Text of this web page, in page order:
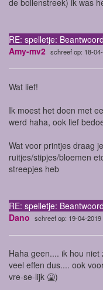
RE: spelletje:
Amy-mv2 schreef op: 18-
Wat lief!
Ik moest het doen met
werd haha, ook lief
Wat voor printjes draag
ruitjes/stipjes/bloemen
streepjes heb
RE: spelletje:
Dano schreef op: 19-04-2019
Haha geen.... ik hou
veel effen dus.... ook
vre-se-lijk 🤮)